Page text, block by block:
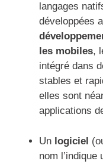
langages
développées
les mobiles,
intégré dans
stables et
elles sont
applications
Un logiciel
nom l’indique